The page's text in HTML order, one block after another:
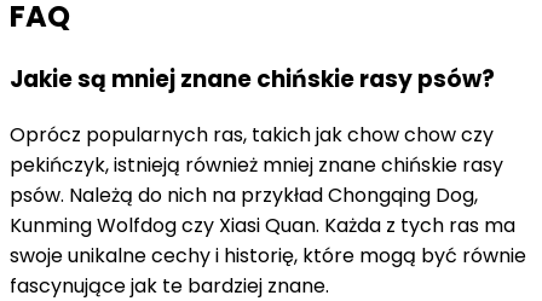
FAQ
Jakie są mniej znane chińskie rasy psów?
Oprócz popularnych ras, takich jak chow chow czy
pekińczyk, istnieją również mniej znane chińskie rasy
psów. Należą do nich na przykład Chongqing Dog,
Kunming Wolfdog czy Xiasi Quan. Każda z tych ras ma
swoje unikalne cechy i historię, które mogą być równie
fascynujące jak te bardziej znane.